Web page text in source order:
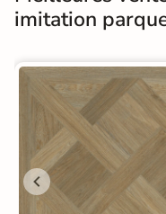
|
imitation